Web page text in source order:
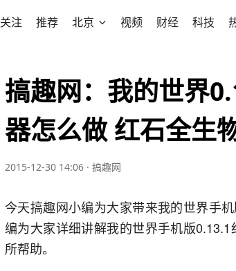
关注 推荐 北京 视频 财经 科技
搞趣网：我的世界
器怎么做 红石全生
2015-12-30 14:06 · 搞趣网
今天搞趣网小编为大家带来我的世界手
编为大家详细讲解我的世界手机版
所帮助。